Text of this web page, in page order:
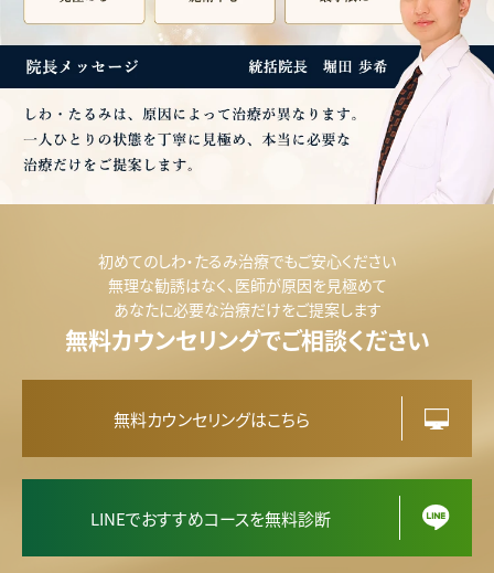
お
シ
た
る
初めてのしわ・たるみ治療でもご安心ください
無理な勧誘はなく、医師が原因を見極めて
あなたに必要な治療だけをご提案します
無料カウンセリングでご相談ください
無料カウンセリングはこちら
LINEでおすすめコースを無料診断